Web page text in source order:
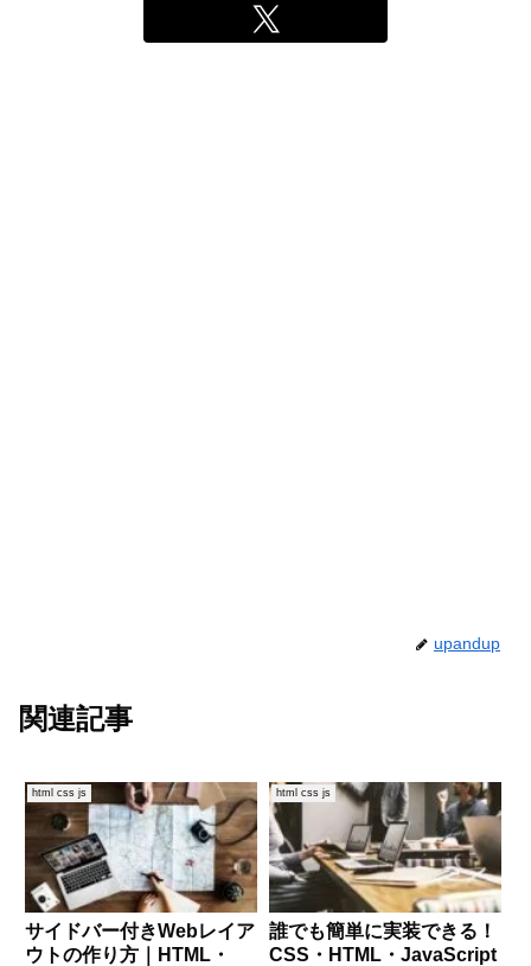
upandup
関連記事
html css js
サイドバー付きWebレイア
ウトの作り方｜HTML・
html css js
誰でも簡単に実装できる！
CSS・HTML・JavaScript